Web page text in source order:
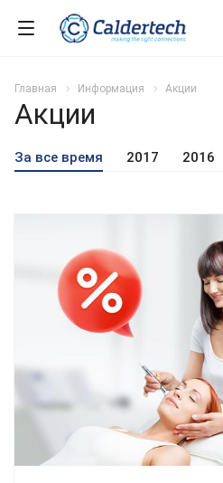
Главная Информация Акции
Акции
За все время 2017 2016